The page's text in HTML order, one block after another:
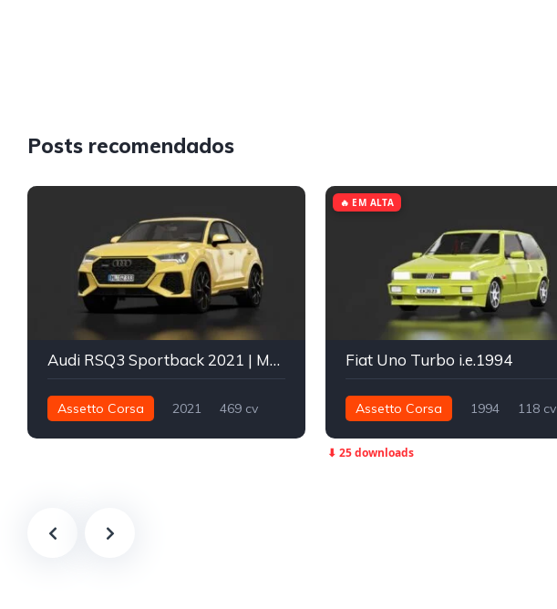
Posts recomendados
Audi RSQ3 Sportback 2021 | MLGZ
Assetto Corsa 2021
469 cv
Fiat Uno Turbo i.e.1994
Assetto Corsa 1994
118 cv
🔥 EM ALTA
⬇ 25 downloads